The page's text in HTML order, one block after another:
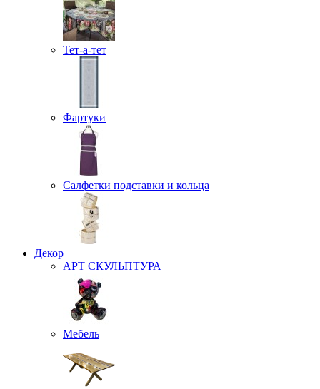
Тет-а-тет
Фартуки
Салфетки подставки и кольца
Декор
АРТ СКУЛЬПТУРА
Мебель